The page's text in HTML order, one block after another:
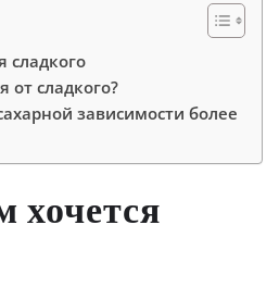
сладкого
от сладкого?
зависимости более